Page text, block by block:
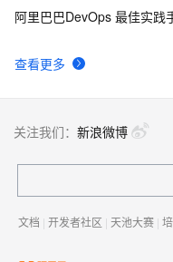
查看更多
阿里巴巴DevOps 最佳实践
关注我们： 新浪微博
文档 | 开发者社区 | 天池大赛 |